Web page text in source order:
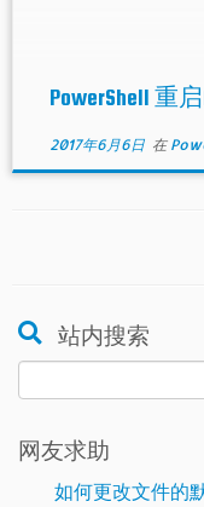
PowerShell 重启
2017年6月6日在
站内搜索
索：
网友求助
如何更改文件的